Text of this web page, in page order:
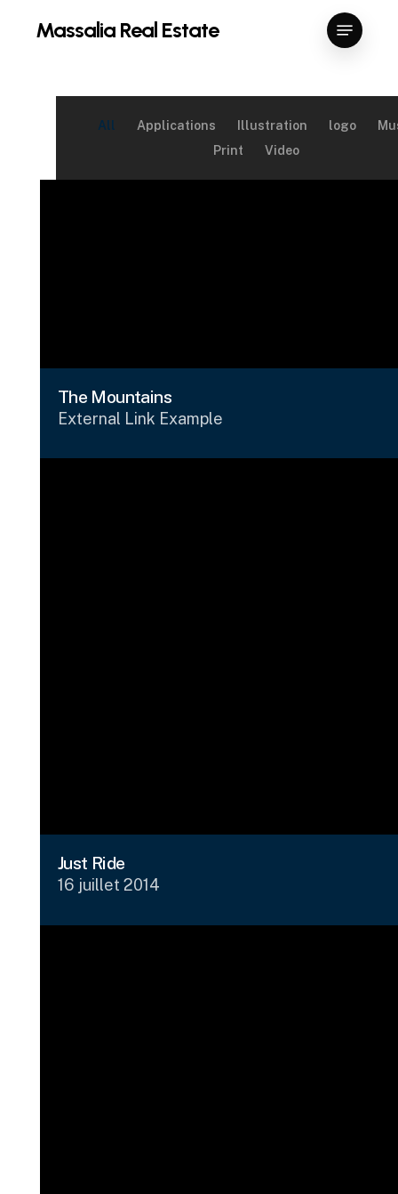
Massalia Real Estate Menu
All Applications Illustration logo
Print
Video
The Mountains
External Link Example
Just Ride
16 juillet 2014